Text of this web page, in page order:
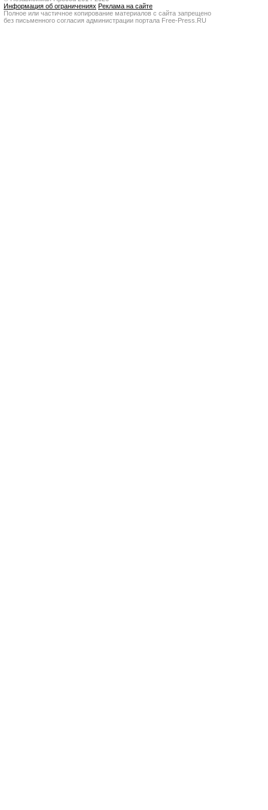
Информация об ограничениях Реклама на сайте
Полное или частичное копирование материалов с сайта запрещено
без письменного согласия администрации портала Free-Press.RU